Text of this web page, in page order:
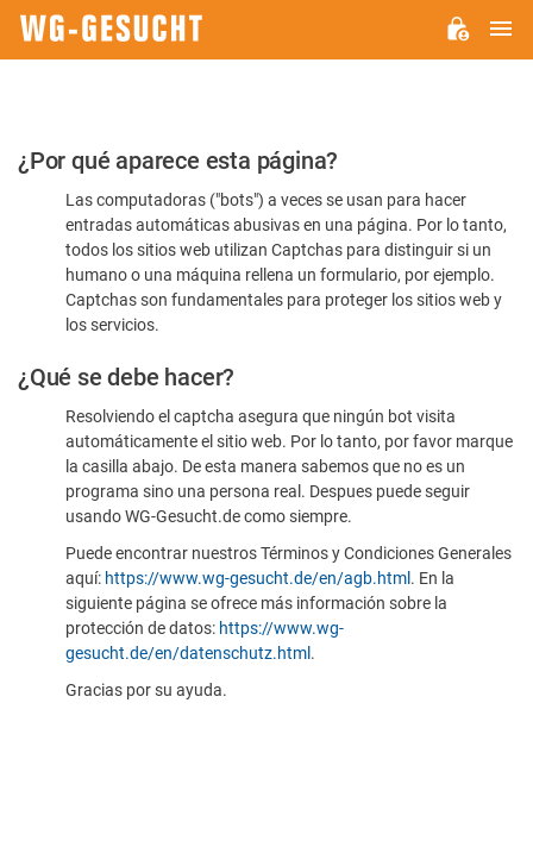
Por
favor,
confirme
humano
¿Por qué aparece esta página?
Las computadoras ("bots") a veces se usan para hacer
entradas automáticas abusivas en una página. Por lo tanto,
todos los sitios web utilizan Captchas para distinguir si un
humano o una máquina rellena un formulario, por ejemplo.
Captchas son fundamentales para proteger los sitios web y
los servicios.
¿Qué se debe hacer?
Resolviendo el captcha asegura que ningún bot visita
automáticamente el sitio web. Por lo tanto, por favor marque
la casilla abajo. De esta manera sabemos que no es un
programa sino una persona real. Despues puede seguir
usando WG-Gesucht.de como siempre.
Puede encontrar nuestros Términos y Condiciones Generales
aquí: https://www.wg-gesucht.de/en/agb.html . En la
siguiente página se ofrece más información sobre la
protección de datos: https://www.wg-
gesucht.de/en/datenschutz.html .
Gracias por su ayuda.